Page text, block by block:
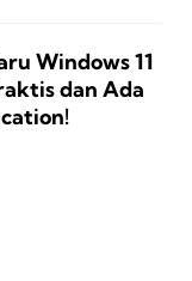
Windows 11
dan Ada